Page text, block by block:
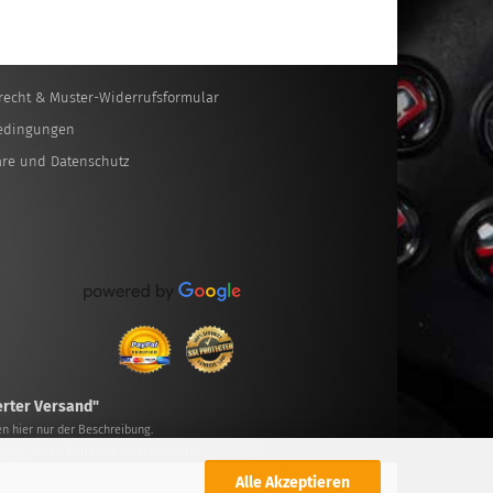
Alle Akzeptieren
& Muster-Widerrufsformular
und Datenschutz
Versand"
hier nur der Beschreibung.